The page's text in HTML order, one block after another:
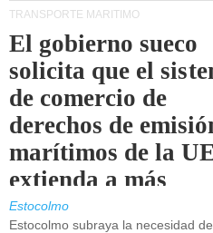
TRANSPORTE MARÍTIMO
El gobierno sueco
solicita que el
de comercio de
derechos de
marítimos de la
extienda a más
buques.
Estocolmo
Estocolmo subraya la necesidad